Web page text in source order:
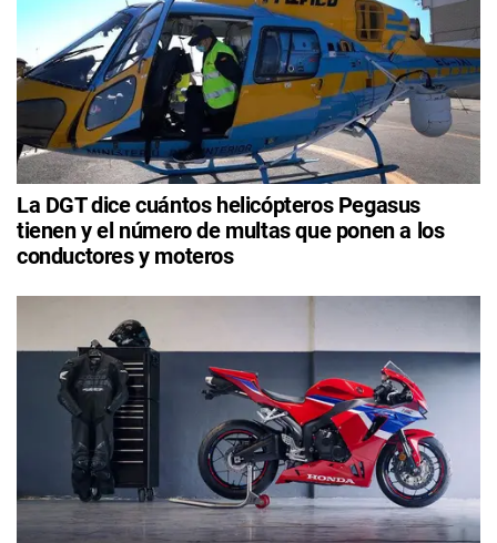
La DGT dice cuántos helicópteros Pegasus
tienen y el número de multas que ponen a los
conductores y moteros